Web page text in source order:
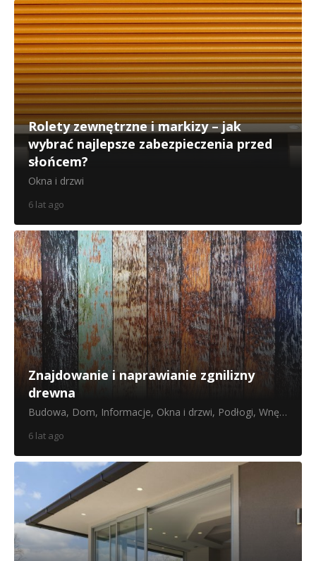
Rolety zewnętrzne i markizy – jak
wybrać najlepsze zabezpieczenia przed
słońcem?
Okna i drzwi
6 lat ago
Znajdowanie i naprawianie zgnilizny
drewna
Budowa, Dom, Informacje, Okna i drzwi, Podłogi, Wnętrze
6 lat ago